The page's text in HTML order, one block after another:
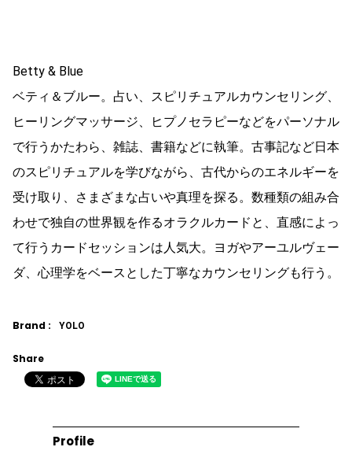
Betty & Blue
ベティ＆ブルー。占い、スピリチュアルカウンセリング、
ヒーリングマッサージ、ヒプノセラピーなどをパーソナル
で行うかたわら、雑誌、書籍などに執筆。古事記など日本
のスピリチュアルを学びながら、古代からのエネルギーを
受け取り、さまざまな占いや真理を探る。数種類の組み合
わせで独自の世界観を作るオラクルカードと、直感によっ
て行うカードセッションは人気大。ヨガやアーユルヴェー
ダ、心理学をベースとした丁寧なカウンセリングも行う。
Brand : YOLO
Share
Profile